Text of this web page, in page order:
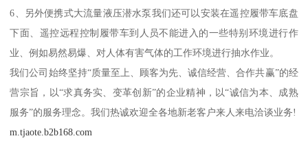
6、另外便携式大流量液压潜水泵我们还可以安装在遥控履带车底盘
下面、遥控远程控制履带车到人员不能进入的一些特别环境进行作
业、例如易然易爆、对人体有害气体的工作环境进行抽水作业。
我们公司始终坚持“质量至上、顾客为先、诚信经营、合作共赢”的经
营宗旨，以“求真务实、变革创新”的企业精神，以“诚信为本、成熟
服务”的服务理念。我们热诚欢迎全各地新老客户来人来电洽谈业务!
m.tjaote.b2b168.com